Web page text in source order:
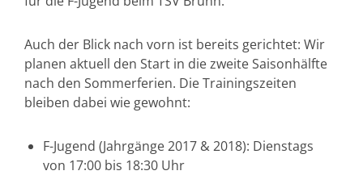
Auch der Blick nach vorn ist bereits gerichtet: Wir
planen aktuell den Start in die zweite Saisonhälfte
nach den Sommerferien. Die Trainingszeiten
bleiben dabei wie gewohnt:
F-Jugend (Jahrgänge 2017 & 2018): Dienstags
von 17:00 bis 18:30 Uhr